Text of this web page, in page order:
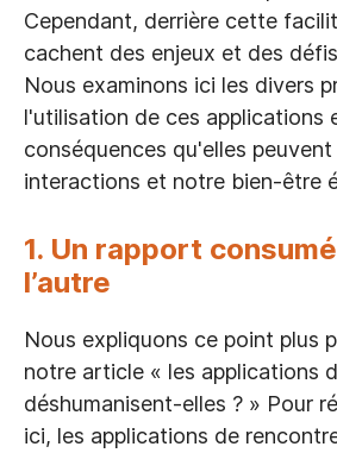
Cependant, derrière cette
cachent des enjeux et des
Nous examinons ici les divers
l'utilisation de ces applications
conséquences qu'elles
interactions et notre bien-être
1. Un rapport
l’autre
Nous expliquons ce point plus
notre article « les applications
déshumanisent-elles ? » Pour
ici, les applications de